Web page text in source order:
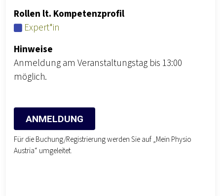
Rollen lt. Kompetenzprofil
Expert*in
Hinweise
Anmeldung am Veranstaltungstag bis 13:00
möglich.
ANMELDUNG
Für die Buchung/Registrierung werden Sie auf „Mein Physio
Austria“ umgeleitet.